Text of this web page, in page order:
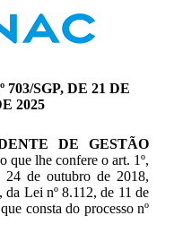
SGP, DE 21 DE
2025
DE GESTÃO
que lhe confere o art. 1º,
de outubro de 2018,
Lei nº 8.112, de 11 de
consta do processo nº